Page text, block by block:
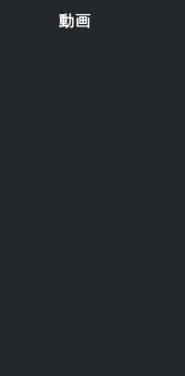
動画